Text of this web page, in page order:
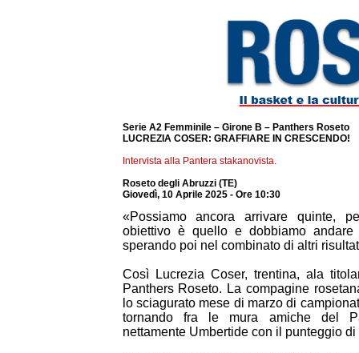
Serie A2 Femminile – Girone B – Panthers Roseto
LUCREZIA COSER: GRAFFIARE IN CRESCENDO!
Intervista alla Pantera stakanovista.
Roseto degli Abruzzi (TE)
Giovedì, 10 Aprile 2025 - Ore 10:30
«Possiamo ancora arrivare quinte,
obiettivo è quello e dobbiamo
sperando poi nel combinato di altri
Così Lucrezia Coser, trentina, ala
Panthers Roseto. La compagine
lo sciagurato mese di marzo di
tornando fra le mura amiche del
nettamente Umbertide con il punteggio di